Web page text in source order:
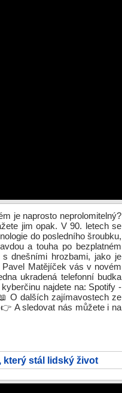
je naprosto neprolomitelný?
jim opak. V 90. letech se
do posledního šroubku,
a touha po bezplatném
dnešními hrozbami, jako je
Matějíček vás v novém
ukradená telefonní budka
najdete na: Spotify -
O dalších zajímavostech ze
A sledovat nás můžete i na
stál lidský život